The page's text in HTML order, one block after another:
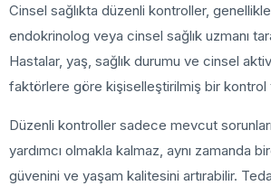
Cinsel sağlıkta düzenli kontroller,
endokrinolog veya cinsel sağlık uzmanı
Hastalar, yaş, sağlık durumu ve cinsel
faktörlere göre kişiselleştirilmiş bir kontrol
Düzenli kontroller sadece mevcut
yardımcı olmakla kalmaz, aynı zamanda
güvenini ve yaşam kalitesini artırabilir.